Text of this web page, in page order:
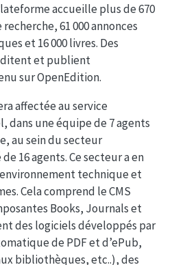
accueille plus de 670
61 000 annonces
et 16 000 livres. Des
et publient
sur OpenEdition.
affectée au service
une équipe de 7 agents
au sein du secteur
16 agents. Ce secteur a en
technique et
Cela comprend le CMS
Books, Journals et
des logiciels développés par
de PDF et d’ePub,
bibliothèques, etc..), des